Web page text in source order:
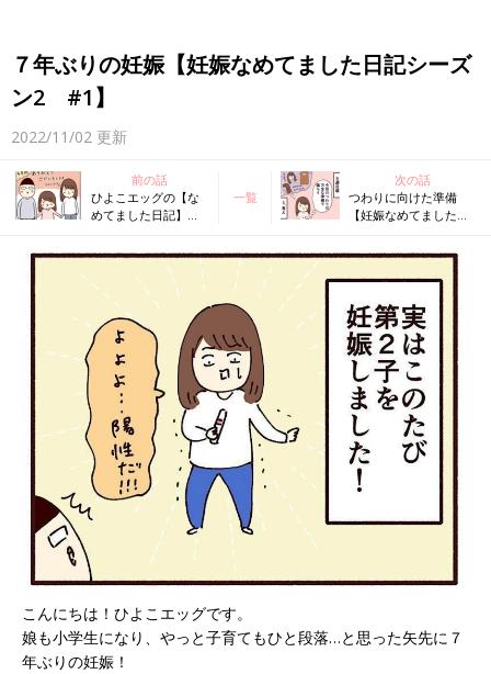
７年ぶりの妊娠【妊娠なめてました日記シーズ
ン2 #1】
2022/11/02 更新
前の話
ひよこエッグの【な
めてました日記】シ
ードをもう一度！
【ひよこエッグさん
卒業企画】
一覧
次の話
つわりに向けた準備
【妊娠なめてました日
こんにちは！ひよこエッグです。
娘も小学生になり、やっと子育てもひと段落…と思った矢先に７
年ぶりの妊娠！